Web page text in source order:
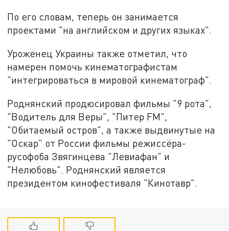
По его словам, теперь он занимается
проектами "на английском и других языках".
Уроженец Украины также отметил, что
намерен помочь кинематографистам
"интегрироваться в мировой кинематограф".
Роднянский продюсировал фильмы "9 рота",
"Водитель для Веры", "Питер FM",
"Обитаемый остров", а также выдвинутые на
"Оскар" от России фильмы режиссёра-
русофоба Звягинцева "Левиафан" и
"Нелюбовь". Роднянский является
президентом кинофестиваля "Кинотавр".